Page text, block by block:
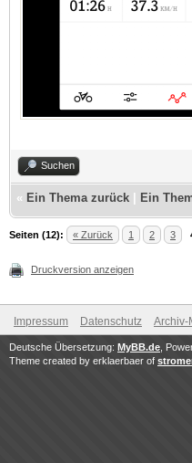
Suchen
« Ein Thema zurück Ein
Seiten (12): « Zurück 1 2 3
Druckversion anzeigen
Impressum Datenschutz Archiv-
Deutsche Übersetzung: MyBB.de ,
Theme created by erklaerbaer of